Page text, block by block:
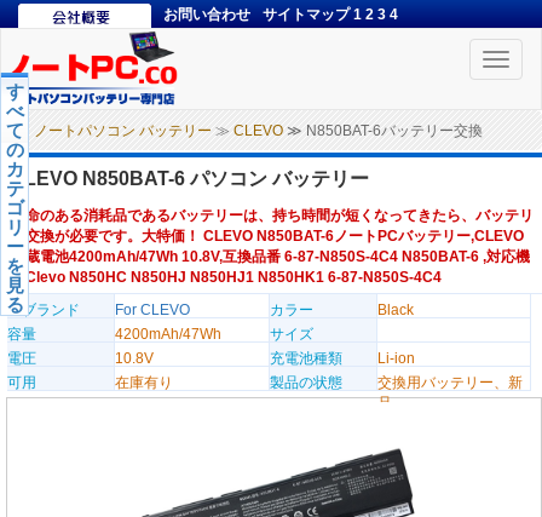
お問い合わせ サイトマップ 1 2 3 4
Toggle
ノートパソコン バッテリー ≫ CLEVO ≫ N850BAT-6バッテリー交換
す
べ
て
の
カ
テ
ゴ
リ
ー
を
見
る
CLEVO N850BAT-6 パソコン バッテリー
寿命のある消耗品であるバッテリーは、持ち時間が短くなってきたら、バッテリ
ー交換が必要です。大特価！ CLEVO N850BAT-6ノートPCバッテリー,CLEVO
内蔵電池4200mAh/47Wh 10.8V,互換品番 6-87-N850S-4C4 N850BAT-6 ,対応機
種Clevo N850HC N850HJ N850HJ1 N850HK1 6-87-N850S-4C4
のブランド
For CLEVO カラー
Black
容量
4200mAh/47Wh
サイズ
電圧
10.8V 充電池種類
Li-ion
可用
在庫有り 製品の状態
交換用バッテリー、新
品